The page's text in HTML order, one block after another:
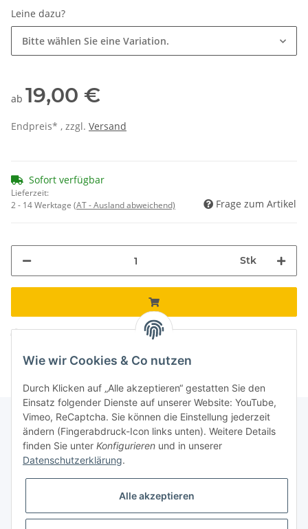
Leine dazu?
Bitte wählen Sie eine Variation.
ab 19,00 €
Endpreis* , zzgl. Versand
Sofort verfügbar
Lieferzeit:
2 - 14 Werktage (AT - Ausland abweichend) Frage zum Artikel
Stk
Loading... Komponenten werden geladen ...
Informationen
Galerie
Wie wir Cookies & Co nutzen
Durch Klicken auf „Alle akzeptieren“ gestatten Sie den
Einsatz folgender Dienste auf unserer Website: YouTube,
Vimeo, ReCaptcha. Sie können die Einstellung jederzeit
ändern (Fingerabdruck-Icon links unten). Weitere Details
finden Sie unter Konfigurieren und in unserer
Datenschutzerklärung.
Alle akzeptieren